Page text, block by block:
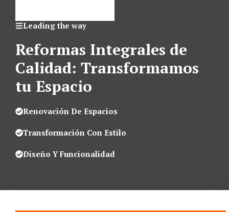
Leading the way
Reformas Integrales de
Calidad: Transformamos
tu Espacio
Renovación De Espacios
Transformación Con Estilo
Diseño Y Funcionalidad